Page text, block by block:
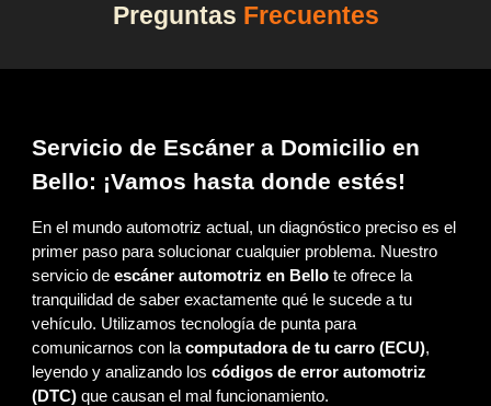
Preguntas Frecuentes
Servicio de Escáner a Domicilio en
Bello: ¡Vamos hasta donde estés!
En el mundo automotriz actual, un diagnóstico preciso es el
primer paso para solucionar cualquier problema. Nuestro
servicio deescáner automotriz en Bello te ofrece la
tranquilidad de saber exactamente qué le sucede a tu
vehículo. Utilizamos tecnología de punta para
comunicarnos con lacomputadora de tu carro (ECU),
leyendo y analizando loscódigos de error automotriz
(DTC) que causan el mal funcionamiento.